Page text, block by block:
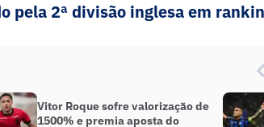
pela 2ª divisão inglesa em
Vitor Roque sofre valorização de
1500% e premia aposta do